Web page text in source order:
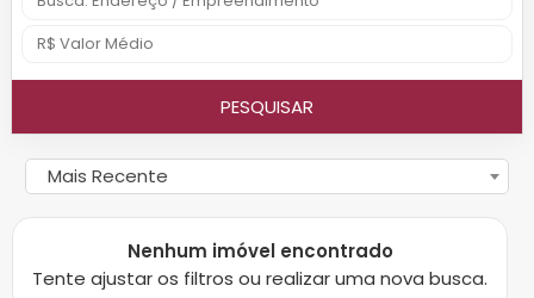
PESQUISAR
Mais Recente
Nenhum imóvel encontrado
Tente ajustar os filtros ou realizar uma nova busca.